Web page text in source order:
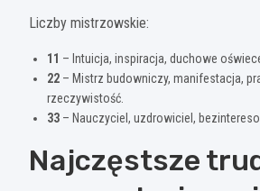
Liczby mistrzowskie:
11 – Intuicja, inspiracja, duchowe
22 – Mistrz budowniczy, manifestacja,
rzeczywistość.
33 – Nauczyciel, uzdrowiciel,
Najczęstsze